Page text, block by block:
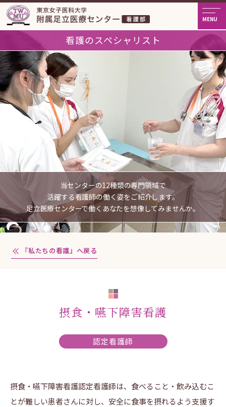
看護のスペシャリスト
当センターの12種類の専門領域で
活躍する看護師の働く姿をご紹介します。
足立医療センターで働くあなたを想像してみませんか。
『私たちの看護』へ戻る
摂食・嚥下障害看護
認定看護師
摂食・嚥下障害看護認定看護師は、食べること・飲み込むこ
とが難しい患者さんに対し、安全に食事を摂れるよう支援す